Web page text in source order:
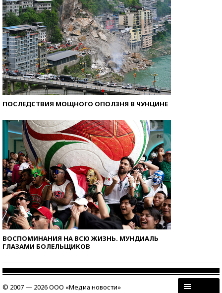
ПОСЛЕДСТВИЯ МОЩНОГО ОПОЛЗНЯ В ЧУНЦИНЕ
ВОСПОМИНАНИЯ НА ВСЮ ЖИЗНЬ. МУНДИАЛЬ
ГЛАЗАМИ БОЛЕЛЬЩИКОВ
© 2007 — 2026 ООО «Медиа новости»